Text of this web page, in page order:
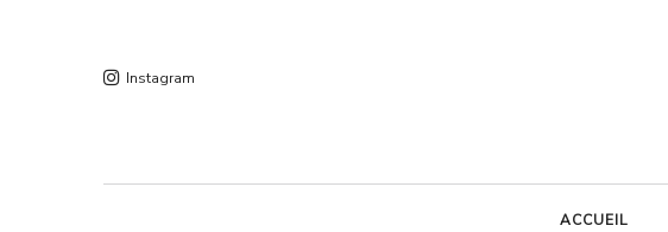
Instagram
ACCUEIL